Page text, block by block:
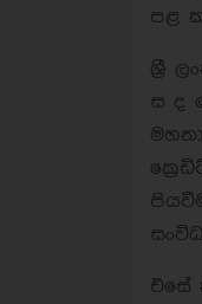
පළ
ශ්‍රී
ස ද
එසේ